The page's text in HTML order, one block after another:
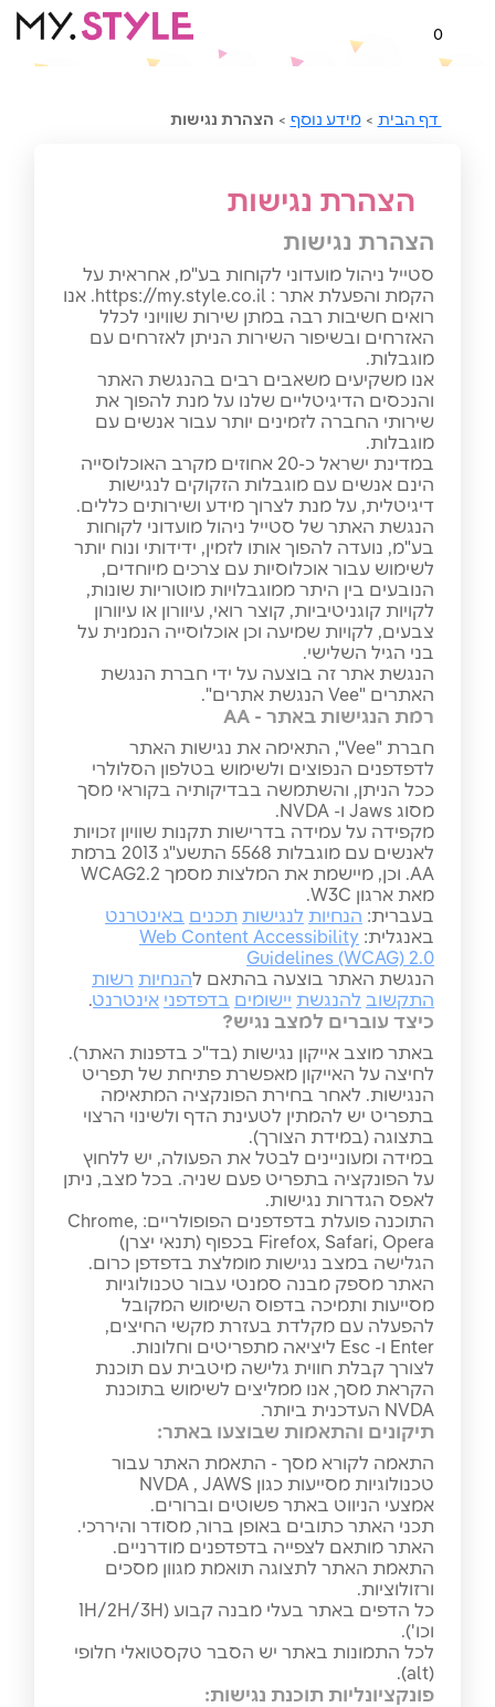
0
דף הבית >מידע נוסף > הצהרת נגישות
הצהרת נגישות
הצהרת נגישות
סטייל ניהול מועדוני לקוחות בע"מ, אחראית על
הקמת והפעלת אתר : https://my.style.co.il. אנו
רואים חשיבות רבה במתן שירות שוויוני לכלל
האזרחים ובשיפור השירות הניתן לאזרחים עם
מוגבלות.
אנו משקיעים משאבים רבים בהנגשת האתר
והנכסים הדיגיטליים שלנו על מנת להפוך את
שירותי החברה לזמינים יותר עבור אנשים עם
מוגבלות.
במדינת ישראל כ-20 אחוזים מקרב האוכלוסייה
הינם אנשים עם מוגבלות הזקוקים לנגישות
דיגיטלית, על מנת לצרוך מידע ושירותים כללים.
הנגשת האתר של סטייל ניהול מועדוני לקוחות
בע"מ, נועדה להפוך אותו לזמין, ידידותי ונוח יותר
לשימוש עבור אוכלוסיות עם צרכים מיוחדים,
הנובעים בין היתר ממוגבלויות מוטוריות שונות,
לקויות קוגניטיביות, קוצר רואי, עיוורון או עיוורון
צבעים, לקויות שמיעה וכן אוכלוסייה הנמנית על
בני הגיל השלישי.
הנגשת אתר זה בוצעה על ידי חברת הנגשת
האתרים "Vee הנגשת אתרים".
רמת הנגישות באתר - AA
חברת "Vee", התאימה את נגישות האתר
לדפדפנים הנפוצים ולשימוש בטלפון הסלולרי
ככל הניתן, והשתמשה בבדיקותיה בקוראי מסך
מסוג Jaws ו- NVDA.
מקפידה על עמידה בדרישות תקנות שוויון זכויות
לאנשים עם מוגבלות 5568 התשע"ג 2013 ברמת
AA. וכן, מיישמת את המלצות מסמך WCAG2.2
מאת ארגון W3C.
בעברית: הנחיות לנגישות תכנים באינטרנט
באנגלית: Web Content Accessibility
Guidelines (WCAG) 2.0
הנגשת האתר בוצעה בהתאם להנחיות רשות
התקשוב להנגשת יישומים בדפדפני אינטרנט.
כיצד עוברים למצב נגיש?
באתר מוצב אייקון נגישות (בד"כ בדפנות האתר).
לחיצה על האייקון מאפשרת פתיחת של תפריט
הנגישות. לאחר בחירת הפונקציה המתאימה
בתפריט יש להמתין לטעינת הדף ולשינוי הרצוי
בתצוגה (במידת הצורך).
במידה ומעוניינים לבטל את הפעולה, יש ללחוץ
על הפונקציה בתפריט פעם שניה. בכל מצב, ניתן
לאפס הגדרות נגישות.
התוכנה פועלת בדפדפנים הפופולריים: Chrome,
Firefox, Safari, Opera בכפוף (תנאי יצרן)
הגלישה במצב נגישות מומלצת בדפדפן כרום.
האתר מספק מבנה סמנטי עבור טכנולוגיות
מסייעות ותמיכה בדפוס השימוש המקובל
להפעלה עם מקלדת בעזרת מקשי החיצים,
Enter ו- Esc ליציאה מתפריטים וחלונות.
לצורך קבלת חווית גלישה מיטבית עם תוכנת
הקראת מסך, אנו ממליצים לשימוש בתוכנת
NVDA העדכנית ביותר.
תיקונים והתאמות שבוצעו באתר:
התאמה לקורא מסך - התאמת האתר עבור
טכנולוגיות מסייעות כגון NVDA , JAWS
אמצעי הניווט באתר פשוטים וברורים.
תכני האתר כתובים באופן ברור, מסודר והיררכי.
האתר מותאם לצפייה בדפדפנים מודרניים.
התאמת האתר לתצוגה תואמת מגוון מסכים
ורזולוציות.
כל הדפים באתר בעלי מבנה קבוע (1H/2H/3H
וכו').
לכל התמונות באתר יש הסבר טקסטואלי חלופי
(alt).
פונקציונליות תוכנת נגישות: